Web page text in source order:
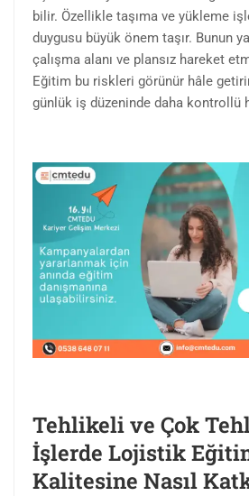
bilir. Özellikle taşıma ve yükleme
duygusu büyük önem taşır. Bunun
çalışma alanı ve plansız hareket
Eğitim bu riskleri görünür hâle
günlük iş düzeninde daha kontrollü
Tehlikeli ve Çok
İşlerde Lojistik
Kalitesine Nasıl